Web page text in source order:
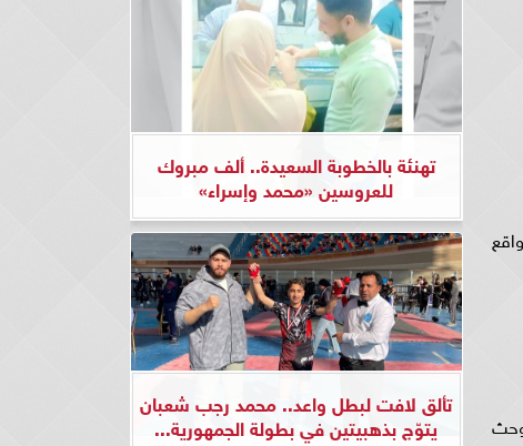
وحث
تهنئة بالخطوبة السعيدة.. ألف مبروك
للعروسين «محمد وإسراء»
تألق لافت لبطل واعد.. محمد رجب شعبان
يتوّج بذهبيتين في بطولة الجمهورية...